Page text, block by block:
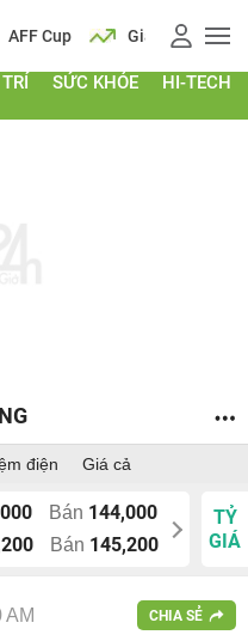
AFF Cup Giá vàng
SỨC KHỎE HI-TECH
điện Giá cả
Bán 144,000
Bán 145,200
TỶ
GIÁ
AM CHIA SẺ